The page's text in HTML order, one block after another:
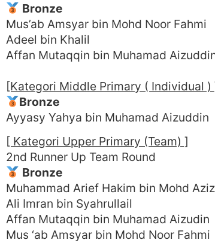
Bronze
Mus’ab Amsyar bin Mohd Noor Fahmi
Adeel bin Khalil
Affan Mutaqqin bin Muhamad
[Kategori Middle Primary ( Individual )
Bronze
Ayyasy Yahya bin Muhamad Aizuddin
[ Kategori Upper Primary (Team) ]
2nd Runner Up Team Round
Bronze
Muhammad Arief Hakim bin Mohd
Ali Imran bin Syahrullail
Affan Mutaqqin bin Muhamad Aizudin
Mus ‘ab Amsyar bin Mohd Noor Fahmi